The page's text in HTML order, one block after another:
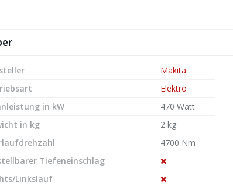
Makita
Elektro
in kW
470 Watt
in kg
2 kg
4700 Nm
Tiefeneinschlag
Linkslauf